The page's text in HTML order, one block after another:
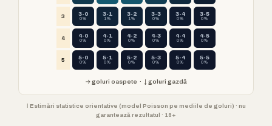
3 3-0
0%
3-1
1%
3-2
1%
3-3
0%
3-4
0%
3-5
0%
4 4-0
0%
4-1
0%
4-2
0%
4-3
0%
4-4
0%
4-5
0%
5 5-0
0%
5-1
0%
5-2
0%
5-3
0%
5-4
0%
5-5
0%
→ goluri oaspete · ↓ goluri gazdă
ℹ️ Estimări statistice orientative (model Poisson pe mediile de goluri) · nu
garantează rezultatul · 18+